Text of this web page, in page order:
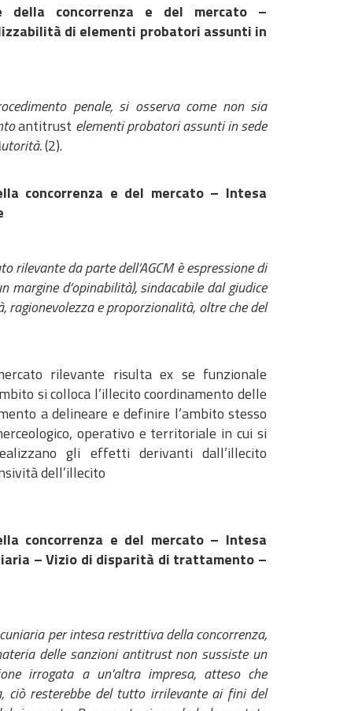
della concorrenza e del mercato –
di elementi probatori assunti in
penale, si osserva come non sia
antitrust elementi probatori assunti in sede
(2).
concorrenza e del mercato – Intesa
da parte dell’AGCM è espressione di
d’opinabilità), sindacabile dal giudice
e proporzionalità, oltre che del
rilevante risulta ex se funzionale
si colloca l’illecito coordinamento delle
a delineare e definire l’ambito stesso
operativo e territoriale in cui si
gli effetti derivanti dall’illecito
dell’illecito
concorrenza e del mercato – Intesa
– Vizio di disparità di trattamento –
per intesa restrittiva della concorrenza,
delle sanzioni antitrust non sussiste un
irrogata a un'altra impresa, atteso che
ciò resterebbe del tutto irrilevante ai fini del